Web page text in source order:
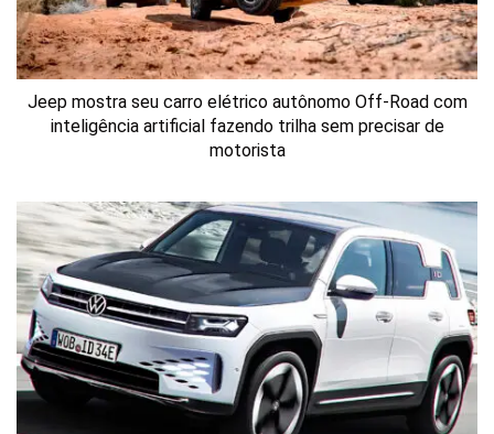
Jeep mostra seu carro elétrico autônomo Off-Road com
inteligência artificial fazendo trilha sem precisar de
motorista